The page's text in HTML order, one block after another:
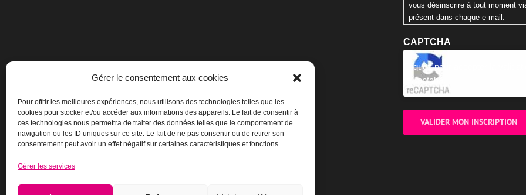
Gérer le consentement aux cookies
Pour offrir les meilleures expériences, nous utilisons des technologies telles que les
cookies pour stocker et/ou accéder aux informations des appareils. Le fait de consentir à
ces technologies nous permettra de traiter des données telles que le comportement de
navigation ou les ID uniques sur ce site. Le fait de ne pas consentir ou de retirer son
consentement peut avoir un effet négatif sur certaines caractéristiques et fonctions.
Gérer les services
vous désinscrire à tout moment
présent dans chaque e-mail.
CAPTCHA
Cliquez pour accepter la
reCaptcha.